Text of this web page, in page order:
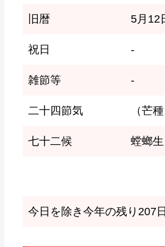
旧暦 5月12
祝日 -
雑節等 -
二十四節気 （芒種
七十二候 螳螂生
今日を除き今年の残り207